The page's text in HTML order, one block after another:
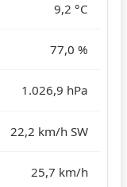
9,2 °C
77,0 %
1.026,9 hPa
22,2 km/h SW
25,7 km/h